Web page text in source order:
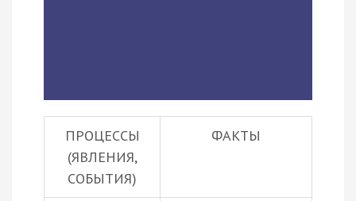
ПРОЦЕССЫ
(ЯВЛЕНИЯ,
СОБЫТИЯ)
ФАКТЫ